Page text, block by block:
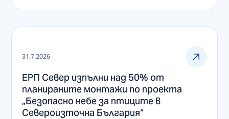
31.7.2026
ЕРП Север изпълни над 50% от
планираните монтажи по проекта
„Безопасно небе за птиците в
Североизточна България“